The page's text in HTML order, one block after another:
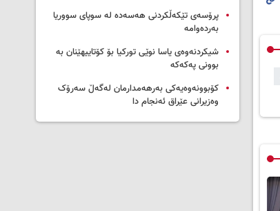
پرۆسەی تێکەڵکردنی هەسەدە لە سوپای سووریا
بەردەوامە
شیکردنەوەی یاسا نوێی تورکیا بۆ کۆتاییهێنان بە
بوونی پەکەکە
کۆبوونەوەیەکی بەرهەمدارمان لەگەڵ سەرۆک
وەزیرانی عێراق ئەنجام دا